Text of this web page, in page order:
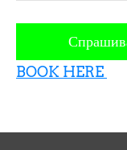
BOOK HERE